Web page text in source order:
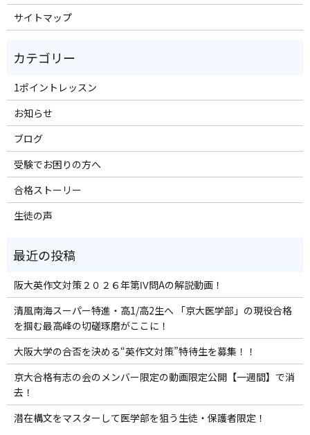
サイトマップ
1ポイントレッスン
お知らせ
ブログ
受験でお困りの方へ
合格ストーリー
生徒の声
阪大英作文対策２０２６年第Ⅳ問Aの解説動画！
清風南海スーパー特進・高1/高2生へ 「京大医学部」の現役合格
を掴む最高峰の切磋琢磨がここに！
大阪大学の合否を決める“英作文対策”特待生を募集！！
京大合格有志の会のメンバー限定の動画限定公開【一週間】で消
去！
潜在構文をマスターして医学部を狙う生徒・保護者限定！